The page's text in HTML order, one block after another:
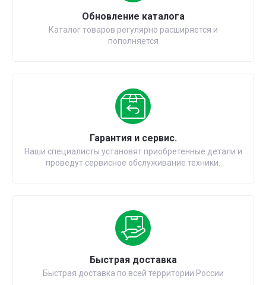
Обновление каталога
Каталог товаров регулярно расширяется и
пополняется
Гарантия и сервис.
Наши специалисты установят приобретенные детали и
проведут сервисное обслуживание техники.
Быстрая доставка
Быстрая доставка по всей территории России